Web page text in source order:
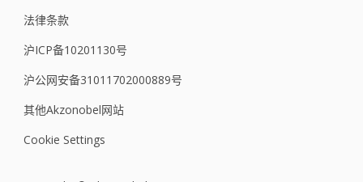
法律条款
沪ICP备10201130号
沪公网安备31011702000889号
其他Akzonobel网站
Cookie Settings